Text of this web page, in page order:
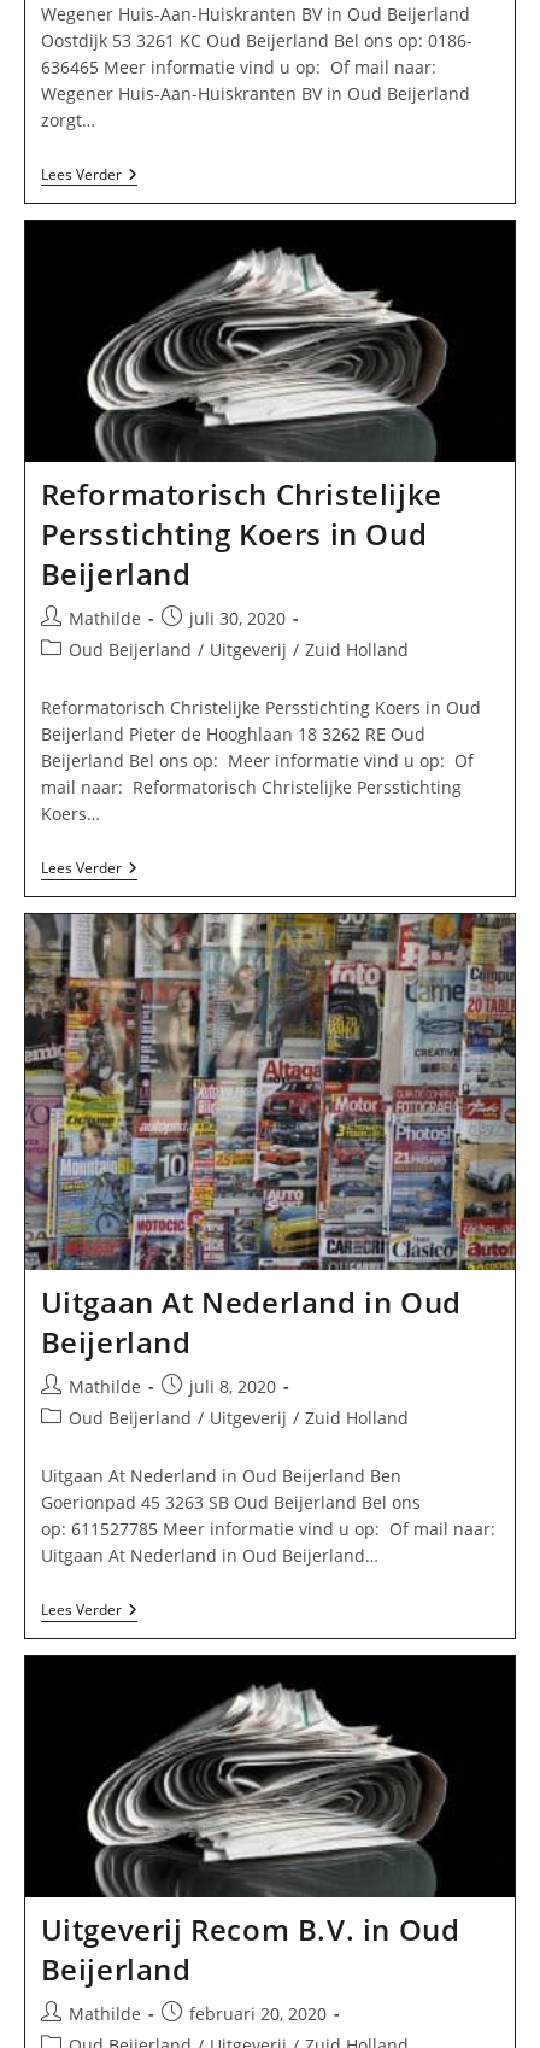
Wegener Huis-Aan-Huiskranten BV in Oud Beijerland
Oostdijk 53 3261 KC Oud Beijerland Bel ons op: 0186-
636465 Meer informatie vind u op: Of mail naar:
Wegener Huis-Aan-Huiskranten BV in Oud Beijerland
zorgt…
Lees VerderWegener
Huis-
Beijerland
Reformatorisch Christelijke
Persstichting Koers in Oud
Beijerland
Bericht
auteur:
Mathilde
Bericht
gepubliceerd
juli 30, 2020
Berichtcategorie:
Oud Beijerland / Uitgeverij / Zuid Holland
Reformatorisch Christelijke Persstichting Koers in Oud
Beijerland Pieter de Hooghlaan 18 3262 RE Oud
Beijerland Bel ons op: Meer informatie vind u op: Of
mail naar: Reformatorisch Christelijke Persstichting
Koers…
Lees VerderReformatorisch
Christelijke
Koers
In
Oud
Beijerland
Uitgaan At Nederland in Oud
Beijerland
Bericht
auteur:
Mathilde
Bericht
gepubliceerd
juli 8, 2020
Berichtcategorie:
Oud Beijerland / Uitgeverij / Zuid Holland
Uitgaan At Nederland in Oud Beijerland Ben
Goerionpad 45 3263 SB Oud Beijerland Bel ons
op: 611527785 Meer informatie vind u op: Of mail naar:
Uitgaan At Nederland in Oud Beijerland…
Lees VerderUitgaan
At
Uitgeverij Recom B.V. in Oud
Beijerland
Bericht
auteur:
Mathilde
Bericht
gepubliceerd
februari 20, 2020